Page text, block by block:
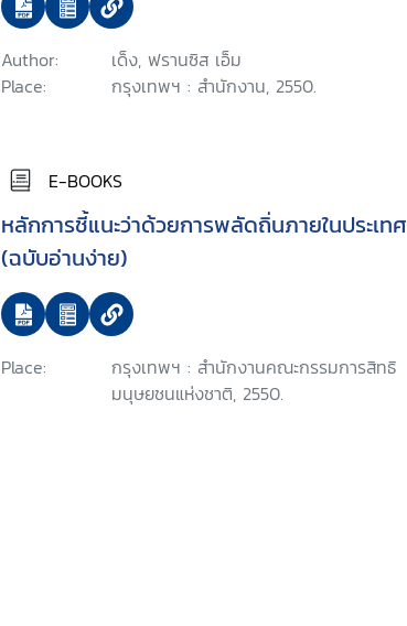
Author:
เด็ง, ฟรานซิส เอ็ม
Place:
กรุงเทพฯ : สำนักงาน, 2550.
E-BOOKS
หลักการชี้แนะว่าด้วยการพลัดถิ่นภายในประเทศ
(ฉบับอ่านง่าย)
Place:
กรุงเทพฯ : สำนักงานคณะกรรมการสิทธิ
มนุษยชนแห่งชาติ, 2550.